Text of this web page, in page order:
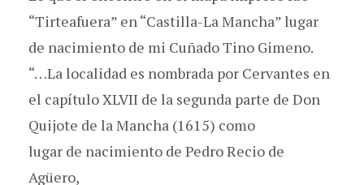
“Tirteafuera” en “Castilla-La Mancha” lugar
de nacimiento de mi Cuñado Tino Gimeno.
“…La localidad es nombrada por Cervantes en
el capítulo XLVII de la segunda parte de Don
Quijote de la Mancha (1615) como
lugar de nacimiento de Pedro Recio de
Agüero,